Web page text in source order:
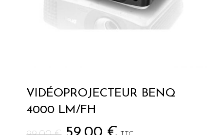
VIDÉOPROJECTEUR BENQ
4000 LM/FH